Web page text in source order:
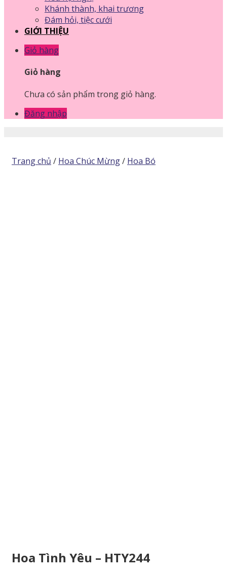
Khánh thành, khai trương
Đám hỏi, tiệc cưới
GIỚI THIỆU
Giỏ hàng
Giỏ hàng
Chưa có sản phẩm trong giỏ hàng.
Đăng nhập
Trang chủ / Hoa Chúc Mừng/ Hoa Bó
Hoa Tình Yêu – HTY244